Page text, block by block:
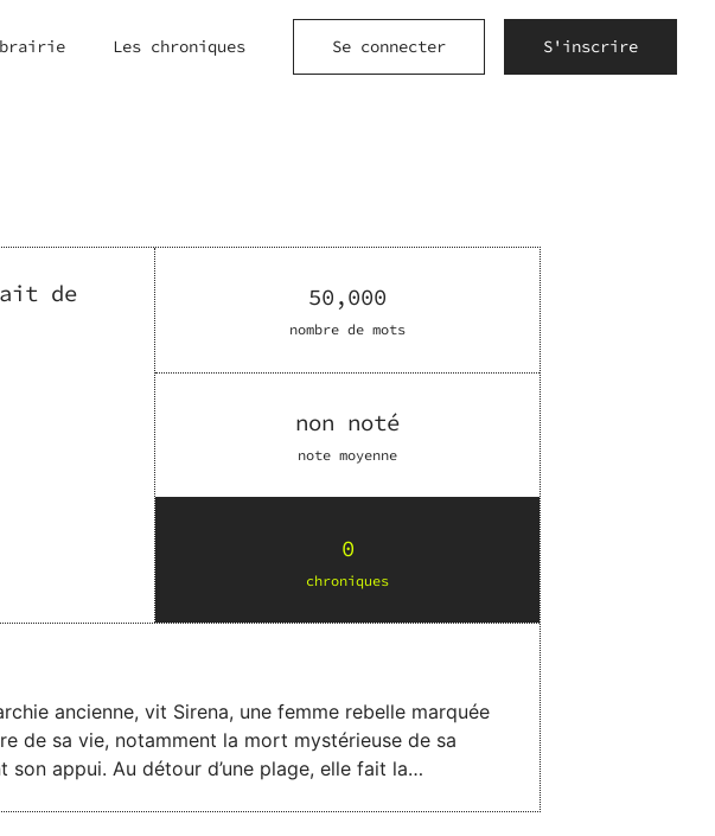
Les chroniques Se connecter S'inscrire
de
50,000
nombre de mots
non noté
note moyenne
0
chroniques
ancienne, vit Sirena, une femme rebelle marquée
de sa vie, notamment la mort mystérieuse de sa
elle fait la